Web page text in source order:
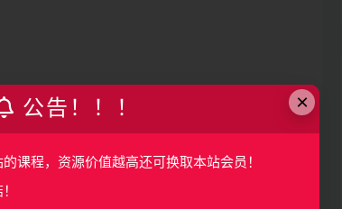
×
公告！！！
课程，资源价值越高还可换取本站会员！